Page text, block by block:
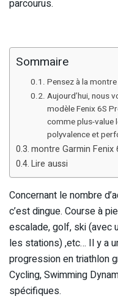
parcourus.
Sommaire
Pensez à la
Aujourd’hui, nous
modèle Fenix 6S
comme plus-
polyvalence et
montre Garmin Fenix
Lire aussi
Concernant le nombre
c’est dingue. Course à
escalade, golf, ski (avec
les stations) ,etc… Il y a
progression en triathlon
Cycling, Swimming
spécifiques.